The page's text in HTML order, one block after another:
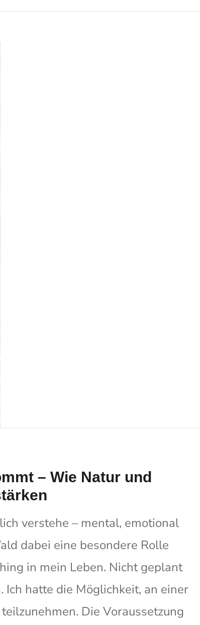
– Wie Natur und
verstehe – mental, emotional
dabei eine besondere Rolle
in mein Leben. Nicht geplant
Ich hatte die Möglichkeit, an einer
Die Voraussetzung